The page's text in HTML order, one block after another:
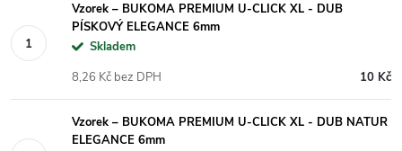
Vzorek – BUKOMA PREMIUM U-CLICK XL - DUB
PÍSKOVÝ ELEGANCE 6mm
Skladem
10 Kč
8,26 Kč bez DPH
Vzorek – BUKOMA PREMIUM U-CLICK XL - DUB NATUR
ELEGANCE 6mm